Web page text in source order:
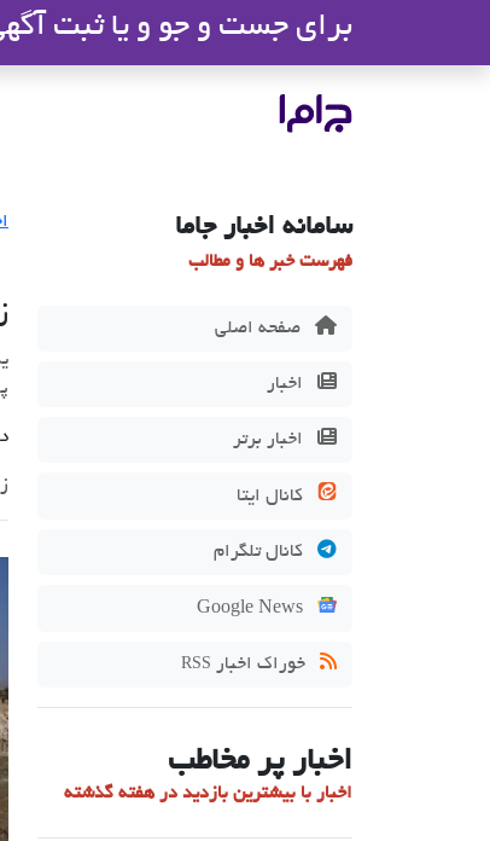
برای جست و جو و یا ثبت
سامانه اخبار جاما
فهرست خبر ها و مطالب
صفحه اصلی
اخبار
اخبار برتر
کانال ایتا
کانال تلگرام
خوراک اخبار RSS
اخبار پر مخاطب
اخبار با بیشترین بازدید در هفته گذشته